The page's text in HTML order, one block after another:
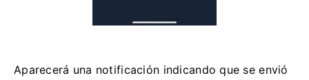
Aparecerá una notificación indicando que se envió